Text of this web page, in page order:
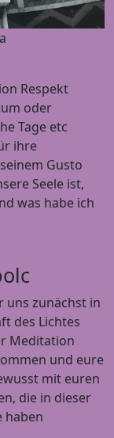
Respekt
oder
Tage etc
ihre
Gusto
Seele ist,
was habe ich
uns zunächst in
des Lichtes
Meditation
und eure
mit euren
die in dieser
haben